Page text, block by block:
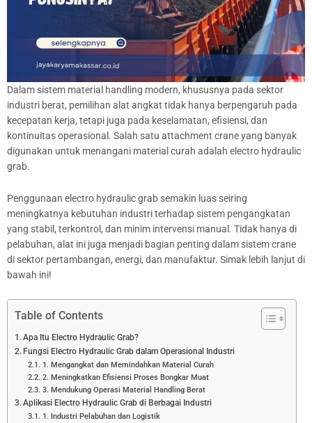
Dalam sistem material handling modern, khususnya pada sektor
industri berat, pemilihan alat angkat tidak hanya berpengaruh pada
kecepatan kerja, tetapi juga pada keselamatan, efisiensi, dan
kontinuitas operasional. Salah satu attachment crane yang banyak
digunakan untuk menangani material curah adalah electro hydraulic
grab.
Penggunaan electro hydraulic grab semakin luas seiring
meningkatnya kebutuhan industri terhadap sistem pengangkatan
yang stabil, terkontrol, dan minim intervensi manual. Tidak hanya di
pelabuhan, alat ini juga menjadi bagian penting dalam sistem crane
di sektor pertambangan, energi, dan manufaktur. Simak lebih lanjut di
bawah ini!
Table of Contents
Apa Itu Electro Hydraulic Grab?
Fungsi Electro Hydraulic Grab dalam Operasional Industri
1. Mengangkat dan Memindahkan Material Curah
2. Meningkatkan Efisiensi Proses Bongkar Muat
3. Mendukung Operasi Material Handling Berat
Aplikasi Electro Hydraulic Grab di Berbagai Industri
1. Industri Pelabuhan dan Logistik